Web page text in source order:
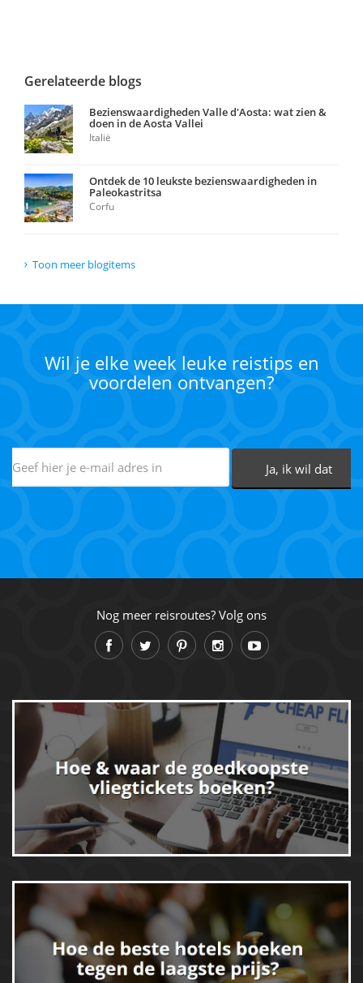
Gerelateerde blogs
Bezienswaardigheden Valle d'Aosta: wat zien &
doen in de Aosta Vallei
Italië
Ontdek de 10 leukste bezienswaardigheden in
Paleokastritsa
Corfu
Toon meer blogitems
Wil je elke week leuke reistips en
voordelen ontvangen?
Nog meer reisroutes? Volg ons